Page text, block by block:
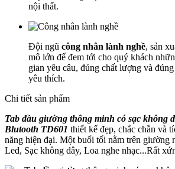
nội thất.
Đội ngũ công nhân lành nghề, sản
mô lớn để đem tới cho quý khách
gian yêu câu, đúng chất lượng và
yêu thích.
Chi tiết sản phẩm
Tab đầu giường thông minh có sạc không
Blutooth TD601 thiết kế đẹp, chắc chắn và
năng hiện đại. Một buổi tối nằm trên giường
Led, Sạc không dây, Loa nghe nhạc...Rất